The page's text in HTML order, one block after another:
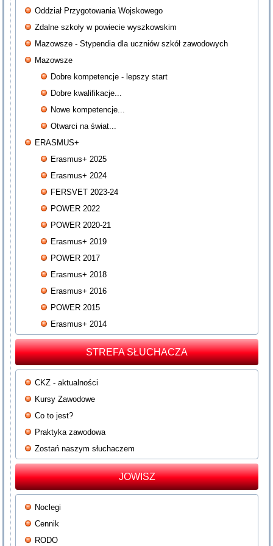
Oddział Przygotowania Wojskowego
Zdalne szkoły w powiecie wyszkowskim
Mazowsze - Stypendia dla uczniów szkół zawodowych
Mazowsze
Dobre kompetencje - lepszy start
Dobre kwalifikacje...
Nowe kompetencje...
Otwarci na świat...
ERASMUS+
Erasmus+ 2025
Erasmus+ 2024
FERSVET 2023-24
POWER 2022
POWER 2020-21
Erasmus+ 2019
POWER 2017
Erasmus+ 2018
Erasmus+ 2016
POWER 2015
Erasmus+ 2014
STREFA SŁUCHACZA
CKZ - aktualności
Kursy Zawodowe
Co to jest?
Praktyka zawodowa
Zostań naszym słuchaczem
JOWISZ
Noclegi
Cennik
RODO